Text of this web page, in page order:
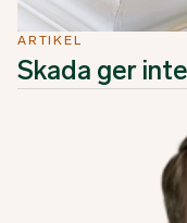
ARTIKEL
Skada ger